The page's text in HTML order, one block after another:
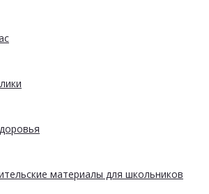
материалы для школьников